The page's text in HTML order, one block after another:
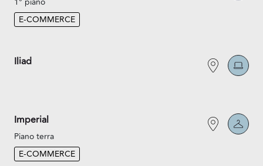
E-COMMERCE
Iliad
Imperial
Piano terra
E-COMMERCE